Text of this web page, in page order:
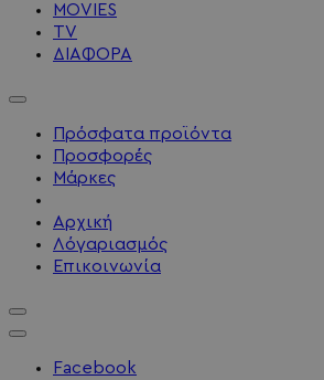
MOVIES
TV
ΔΙΑΦΟΡΑ
Πρόσφατα προϊόντα
Προσφορές
Μάρκες
Αρχική
Λόγαριασμός
Επικοινωνία
Facebook